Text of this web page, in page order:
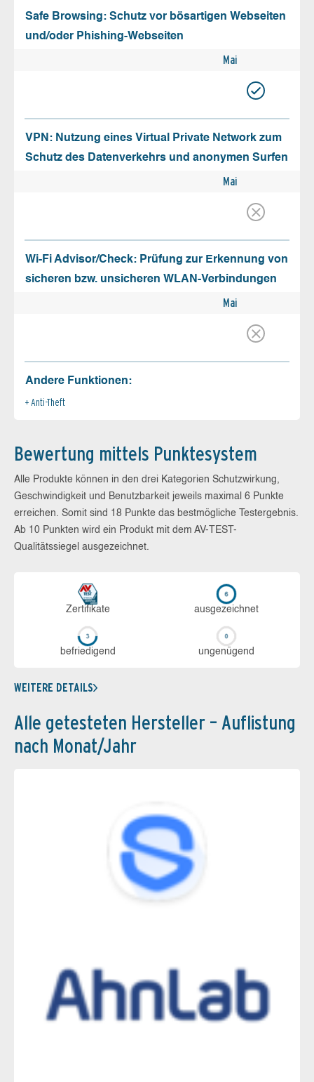
Safe Browsing: Schutz vor bösartigen Webseiten
und/oder Phishing-Webseiten
Mai
VPN: Nutzung eines Virtual Private Network zum
Schutz des Datenverkehrs und anonymen Surfen
Mai
Wi-Fi Advisor/Check: Prüfung zur Erkennung von
sicheren bzw. unsicheren WLAN-Verbindungen
Mai
Andere Funktionen:
Anti-Theft
Bewertung mittels Punktesystem
Alle Produkte können in den drei Kategorien Schutzwirkung,
Geschwindigkeit und Benutzbarkeit jeweils maximal 6 Punkte
erreichen. Somit sind 18 Punkte das bestmögliche Testergebnis.
Ab 10 Punkten wird ein Produkt mit dem AV-TEST-
Qualitätssiegel ausgezeichnet.
Zerti­fikate aus­ge­zeich­net
be­frie­di­gend un­ge­nü­gend
WEITERE DETAILS
Alle getesteten Hersteller – Auflistung
nach Monat/Jahr